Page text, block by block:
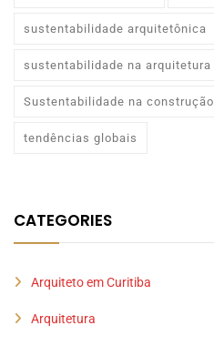
sustentabilidade arquitetônica
sustentabilidade na arquitetura
Sustentabilidade na construção
tendências globais
CATEGORIES
Arquiteto em Curitiba
Arquitetura